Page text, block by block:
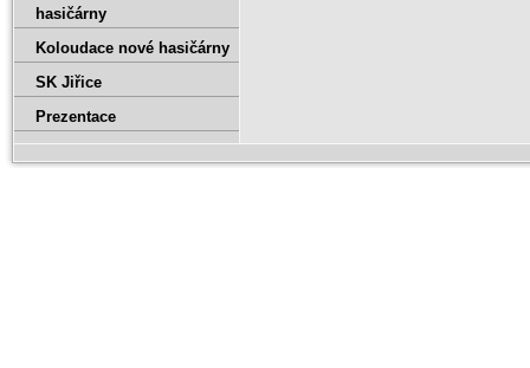
hasičárny
Koloudace nové hasičárny
SK Jiřice
Prezentace